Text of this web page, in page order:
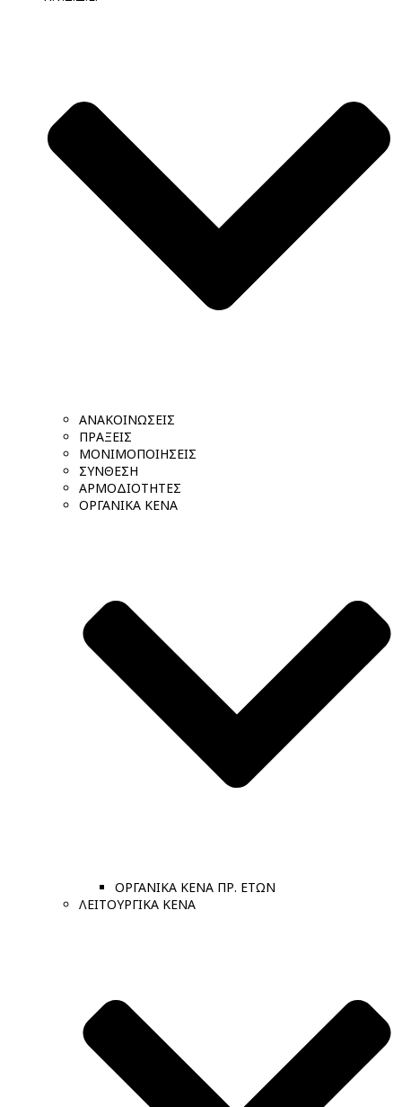
ΑΝΑΚΟΙΝΩΣΕΙΣ
ΠΡΑΞΕΙΣ
ΜΟΝΙΜΟΠΟΙΗΣΕΙΣ
ΣΥΝΘΕΣΗ
ΑΡΜΟΔΙΟΤΗΤΕΣ
ΟΡΓΑΝΙΚΑ ΚΕΝΑ
ΟΡΓΑΝΙΚΑ ΚΕΝΑ ΠΡ. ΕΤΩΝ
ΛΕΙΤΟΥΡΓΙΚΑ ΚΕΝΑ